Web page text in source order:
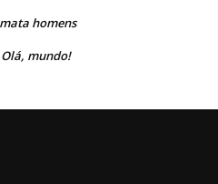
homens
Olá, mundo!